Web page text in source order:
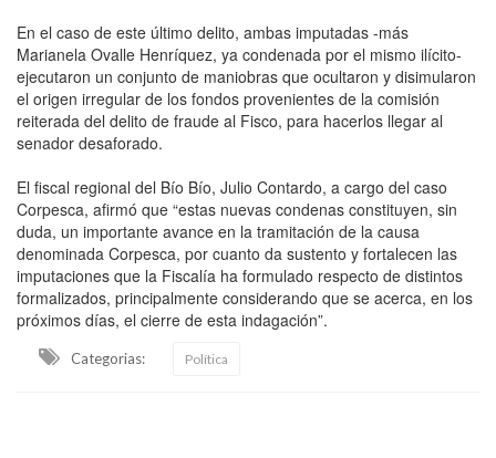
En el caso de este último delito, ambas imputadas -más
Marianela Ovalle Henríquez, ya condenada por el mismo ilícito-
ejecutaron un conjunto de maniobras que ocultaron y disimularon
el origen irregular de los fondos provenientes de la comisión
reiterada del delito de fraude al Fisco, para hacerlos llegar al
senador desaforado.
El fiscal regional del Bío Bío, Julio Contardo, a cargo del caso
Corpesca, afirmó que “estas nuevas condenas constituyen, sin
duda, un importante avance en la tramitación de la causa
denominada Corpesca, por cuanto da sustento y fortalecen las
imputaciones que la Fiscalía ha formulado respecto de distintos
formalizados, principalmente considerando que se acerca, en los
próximos días, el cierre de esta indagación”.
Categorias: Política